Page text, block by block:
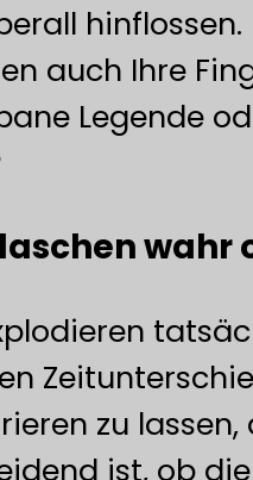
auch Ihre
Legende
wahr
zu
ist, ob